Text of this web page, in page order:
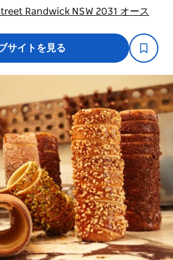
Randwick NSW 2031 オース
サイトを見る